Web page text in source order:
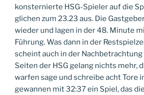
konsternierte HSG-Spieler auf die
glichen zum 23.23 aus. Die
wieder und lagen in der 48. Minute
Führung. Was dann in der
scheint auch in der
Seiten der HSG gelang nichts mehr,
warfen sage und schreibe acht Tore
gewannen mit 32:37 ein Spiel, das